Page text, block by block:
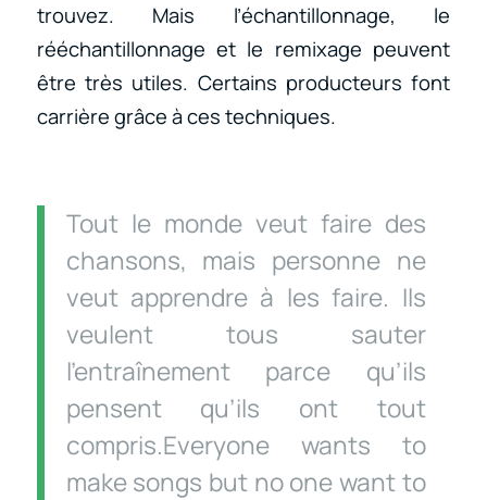
trouvez. Mais l’échantillonnage, le
rééchantillonnage et le remixage peuvent
être très utiles. Certains producteurs font
carrière grâce à ces techniques.
Tout le monde veut faire des
chansons, mais personne ne
veut apprendre à les faire. Ils
veulent tous sauter
l’entraînement parce qu’ils
pensent qu’ils ont tout
compris.Everyone wants to
make songs but no one want to